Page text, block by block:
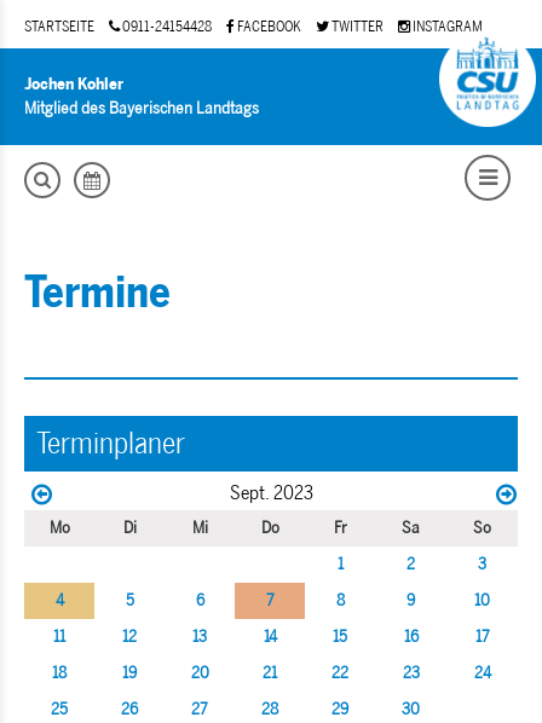
STARTSEITE 0911-24154428 FACEBOOK TWITTER INSTAGRAM
Jochen Kohler
Mitglied des Bayerischen Landtags
Termine
Terminplaner
Sept. 2023
Mo Di Mi Do Fr Sa
So
1
2
3
4
5 6 7 8 9
10
11
12 13 14 15 16
17
18
19 20 21 22 23
24
25
26 27 28 29 30